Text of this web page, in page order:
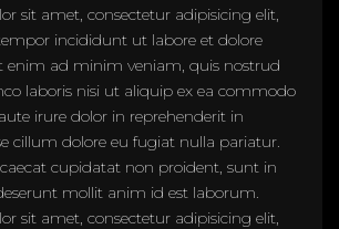
sit amet, consectetur adipisicing elit,
incididunt ut labore et dolore
enim ad minim veniam, quis nostrud
laboris nisi ut aliquip ex ea commodo
irure dolor in reprehenderit in
cillum dolore eu fugiat nulla pariatur.
cupidatat non proident, sunt in
mollit anim id est laborum.
sit amet, consectetur adipisicing elit,